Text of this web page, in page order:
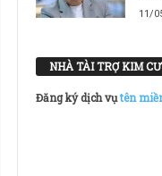
11/
NHÀ TÀI TRỢ KIM
Đăng ký dịch vụtên